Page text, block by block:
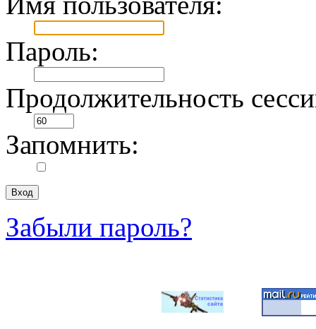
Пароль:
Продолжительность
Запомнить:
Забыли пароль?